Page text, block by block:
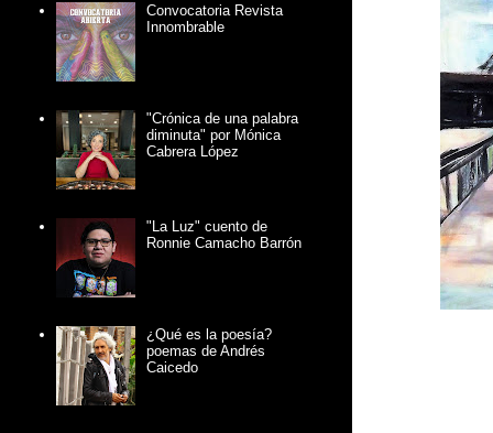
Convocatoria Revista
Innombrable
"Crónica de una palabra
diminuta" por Mónica
Cabrera López
"La Luz" cuento de
Ronnie Camacho Barrón
¿Qué es la poesía?
poemas de Andrés
Caicedo